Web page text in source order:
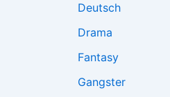
Deutsch
Drama
Fantasy
Gangster